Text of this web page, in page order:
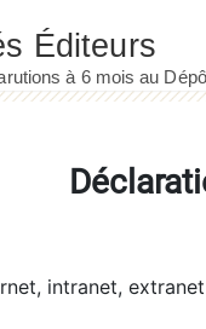
intranet,